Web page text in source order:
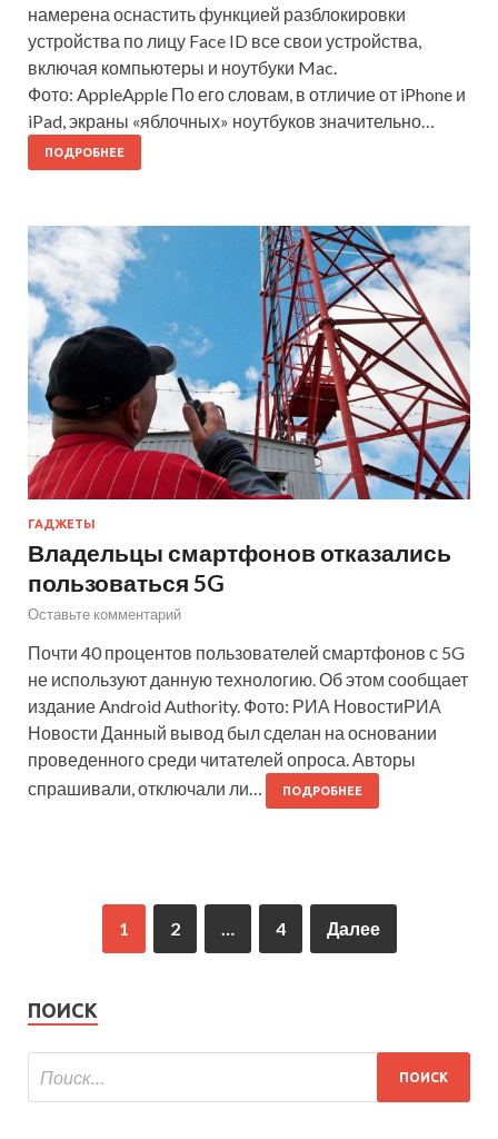
намерена оснастить функцией разблокировки
устройства по лицу Face ID все свои устройства,
включая компьютеры и ноутбуки Mac.
Фото: AppleApple По его словам, в отличие от iPhone и
iPad, экраны «яблочных» ноутбуков значительно…
ПОДРОБНЕЕ
ГАДЖЕТЫ
Владельцы смартфонов отказались
пользоваться 5G
Оставьте комментарий
Почти 40 процентов пользователей смартфонов с 5G
не используют данную технологию. Об этом сообщает
издание Android Authority. Фото: РИА НовостиРИА
Новости Данный вывод был сделан на основании
проведенного среди читателей опроса. Авторы
спрашивали, отключали ли…
ПОДРОБНЕЕ
1 2 … 4 Далее
ПОИСК